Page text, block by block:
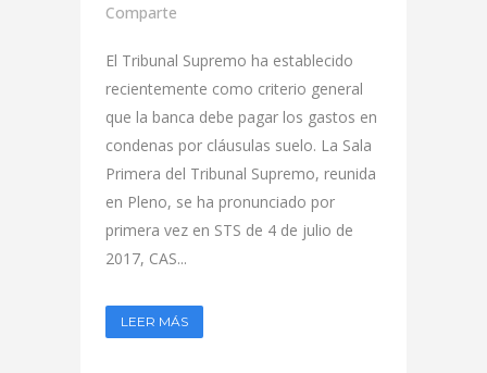
Comparte
El Tribunal Supremo ha establecido
recientemente como criterio general
que la banca debe pagar los gastos en
condenas por cláusulas suelo. La Sala
Primera del Tribunal Supremo, reunida
en Pleno, se ha pronunciado por
primera vez en STS de 4 de julio de
2017, CAS...
LEER MÁS